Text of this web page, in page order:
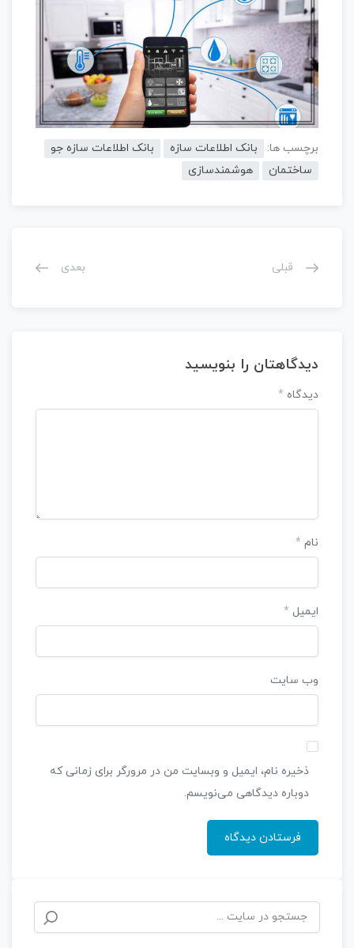
برچسب ها: بانک اطلاعات سازه
بانک اطلاعات سازه جو
ساختمان
هوشمندسازی
قبلی بعدی
دیدگاهتان را بنویسید
دیدگاه *
نام *
ایمیل *
وب‌ سایت
ذخیره نام، ایمیل و وبسایت من در مرورگر برای زمانی که
دوباره دیدگاهی می‌نویسم.